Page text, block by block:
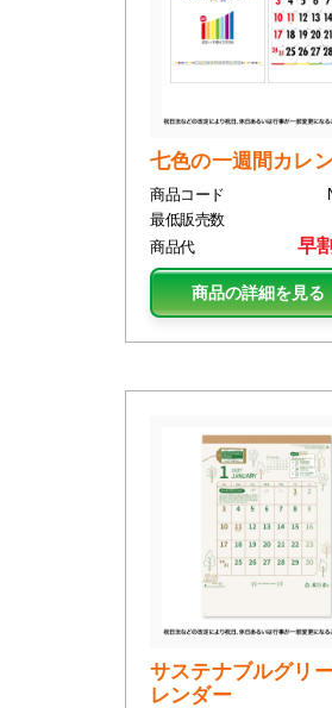
七色の一週間カレ
商品コード
最低販売数
商品代
早
商品の詳細を見る
サステナブルグリ
レンダー